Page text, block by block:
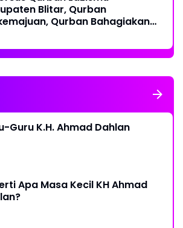
Blitar, Qurban
Qurban Bahagiakan
Guru K.H. Ahmad Dahlan
Apa Masa Kecil KH Ahmad